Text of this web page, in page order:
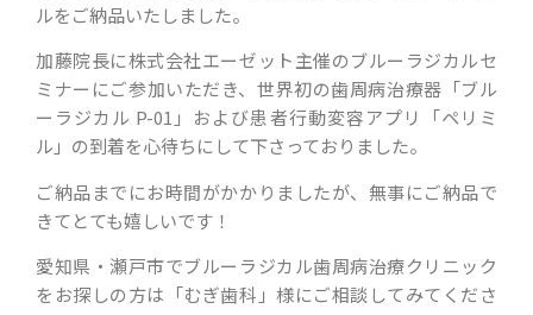
ルをご納品いたしました。
加藤院長に株式会社エーゼット主催のブルーラジカルセ
ミナーにご参加いただき、世界初の歯周病治療器「ブル
ーラジカル P-01」および患者行動変容アプリ「ペリミ
ル」の到着を心待ちにして下さっておりました。
ご納品までにお時間がかかりましたが、無事にご納品で
きてとても嬉しいです！
愛知県・瀬戸市でブルーラジカル歯周病治療クリニック
をお探しの方は「むぎ歯科」様にご相談してみてくださ